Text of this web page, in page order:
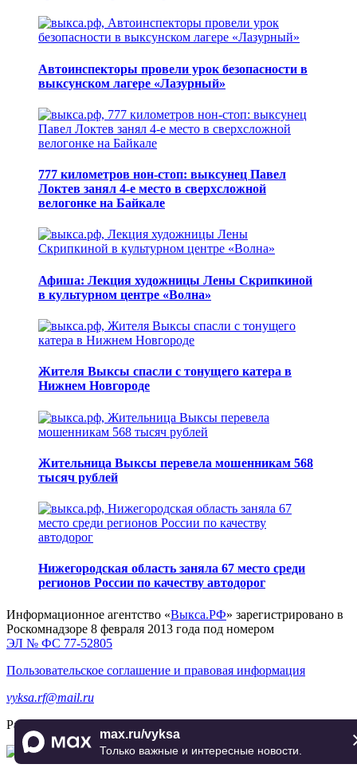
Автоинспекторы провели урок безопасности в
выксунском лагере «Лазурный»
777 километров нон-стоп: выксунец Павел
Локтев занял 4-е место в сверхсложной
велогонке на Байкале
Афиша: Лекция художницы Лены Скрипкиной
в культурном центре «Волна»
Жителя Выксы спасли с тонущего катера в
Нижнем Новгороде
Жительница Выксы перевела мошенникам 568
тысяч рублей
Нижегородская область заняла 67 место среди
регионов России по качеству автодорог
max.ru/vyksa
Только важные и интересные новости.
Информационное агентство «Выкса.РФ» зарегистрировано в
Роскомнадзоре 8 февраля 2013 года под номером
ЭЛ № ФС 77-52805
Пользовательское соглашение и правовая информация
vyksa.rf@mail.ru
Разработка и продвижение —